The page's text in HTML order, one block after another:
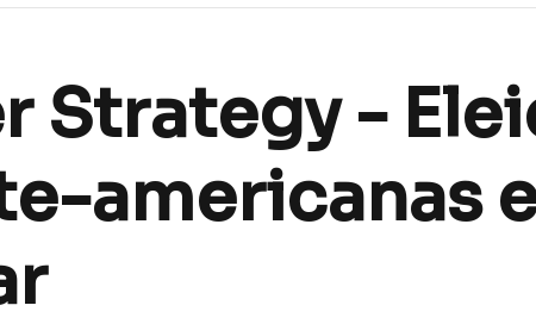
Strategy -
americanas